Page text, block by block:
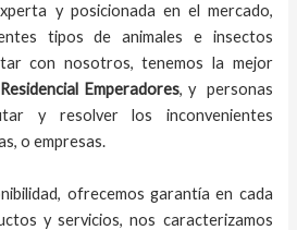
y posicionada en el mercado,
tipos de animales e insectos
con nosotros, tenemos la mejor
Emperadores, y personas
y resolver los inconvenientes
o empresas.
ofrecemos garantía en cada
y servicios, nos caracterizamos